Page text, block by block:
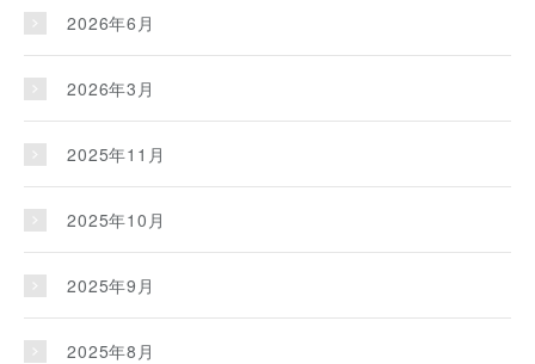
2026年6月
2026年3月
2025年11月
2025年10月
2025年9月
2025年8月